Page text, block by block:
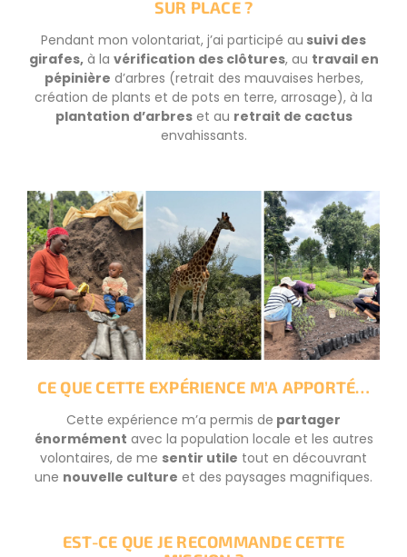
SUR PLACE ?
Pendant mon volontariat, j’ai participé au suivi des
girafes,à la vérification des clôtures, au travail en
pépinière d’arbres (retrait des mauvaises herbes,
création de plants et de pots en terre, arrosage), à la
plantation d’arbreset au retrait de cactus
envahissants.
CE QUE CETTE EXPÉRIENCE M’A APPORTÉ…
Cette expérience m’a permis de partager
énormément avec la population locale et les autres
volontaires, de me sentir utile tout en découvrant
une nouvelle culture et des paysages magnifiques.
EST-CE QUE JE RECOMMANDE CETTE